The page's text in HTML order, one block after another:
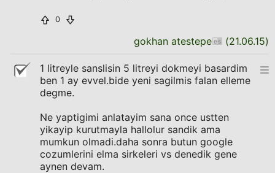
0
gokhan atestepe (21.06.15)
1 litreyle sanslisin 5 litreyi dokmeyi basardim
ben 1 ay evvel.bide yeni sagilmis falan elleme
degme.
Ne yaptigimi anlatayim sana once ustten
yikayip kurutmayla hallolur sandik ama
mumkun olmadi.daha sonra butun google
cozumlerini elma sirkeleri vs denedik gene
aynen devam.